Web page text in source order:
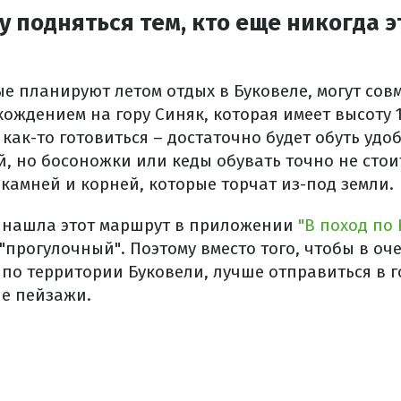
подняться тем, кто еще никогда
планируют летом отдых в Буковеле, могут
на гору Синяк, которая имеет высоту
то готовиться – достаточно будет обуть
но босоножки или кеды обувать точно не
и корней, которые торчат из-под земли.
этот маршрут в приложении "В поход по
Поэтому вместо того, чтобы в
территории Буковели, лучше отправиться в
пейзажи.